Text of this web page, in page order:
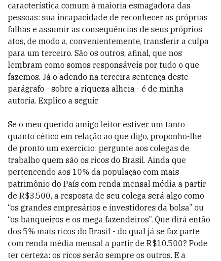
característica comum à maioria esmagadora das
pessoas: sua incapacidade de reconhecer as próprias
falhas e assumir as consequências de seus próprios
atos, de modo a, convenientemente, transferir a culpa
para um terceiro. São os outros, afinal, que nos
lembram como somos responsáveis por tudo o que
fazemos. Já o adendo na terceira sentença deste
parágrafo - sobre a riqueza alheia - é de minha
autoria. Explico a seguir.
Se o meu querido amigo leitor estiver um tanto
quanto cético em relação ao que digo, proponho-lhe
de pronto um exercício: pergunte aos colegas de
trabalho quem são os ricos do Brasil. Ainda que
pertencendo aos 10% da população com mais
patrimônio do País com renda mensal média a partir
de R$3.500, a resposta de seu colega será algo como
“os grandes empresários e investidores da bolsa” ou
“os banqueiros e os mega fazendeiros”. Que dirá então
dos 5% mais ricos do Brasil - do qual já se faz parte
com renda média mensal a partir de R$10.500? Pode
ter certeza: os ricos serão sempre os outros. E a